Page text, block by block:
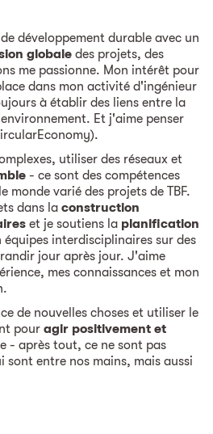
développement durable avec un
globale des projets, des
me passionne. Mon intérêt pour
dans mon activité d'ingénieur
à établir des liens entre la
Et j'aime penser
utiliser des réseaux et
- ce sont des compétences
monde varié des projets de TBF.
dans la construction
et je soutiens la planification
équipes interdisciplinaires sur des
jour après jour. J'aime
mes connaissances et mon
de nouvelles choses et utiliser le
pour agir positivement et
- après tout, ce ne sont pas
sont entre nos mains, mais aussi